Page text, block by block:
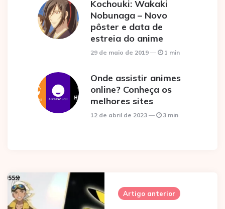
Kochouki: Wakaki
Nobunaga – Novo
pôster e data de
estreia do anime
29 de maio de 2019 1 min
Onde assistir animes
online? Conheça os
melhores sites
12 de abril de 2023 3 min
Post
navigation
Artigo anterior